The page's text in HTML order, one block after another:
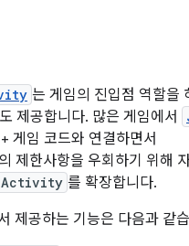
는 게임의 진입점 역할을
도 제공합니다. 많은 게임에서
게임 코드와 연결하면서
의 제한사항을 우회하기 위해
Activity 를 확장합니다.
제공하는 기능은 다음과 같